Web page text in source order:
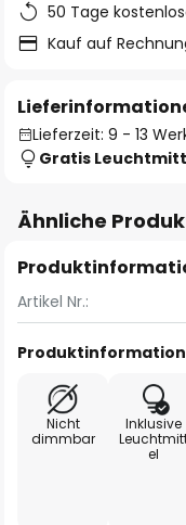
50 Tage
Kauf auf
Lieferzeit: 9 - 13
Gratis
Ähnliche
Artikel Nr.:
Nicht
dimmbar
Inklusive
el